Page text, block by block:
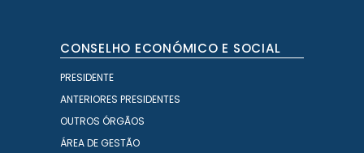
CONSELHO ECONÓMICO E SOCIAL
PRESIDENTE
ANTERIORES PRESIDENTES
OUTROS ÓRGÃOS
ÁREA DE GESTÃO